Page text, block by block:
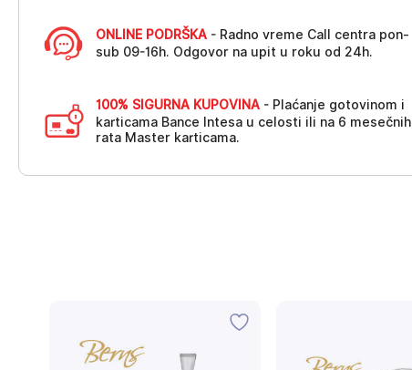
ONLINE PODRŠKA - Radno vreme Call centra pon-
sub 09-16h. Odgovor na upit u roku od 24h.
100% SIGURNA KUPOVINA - Plaćanje gotovinom i
karticama Bance Intesa u celosti ili na 6 mesečnih
rata Master karticama.